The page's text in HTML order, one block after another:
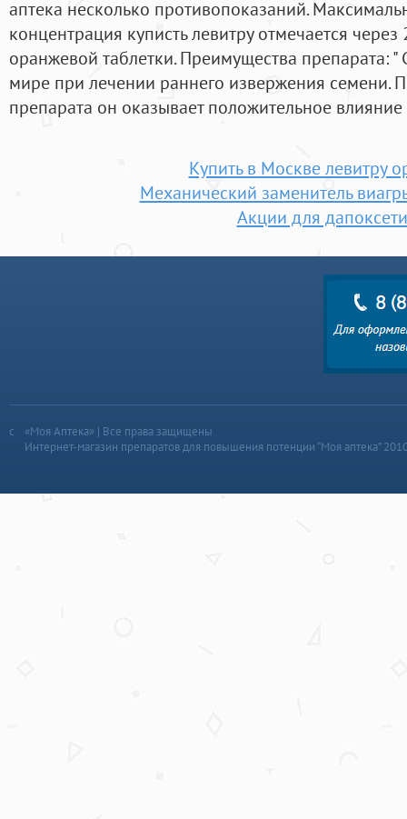
аптека несколько противопоказаний.
концентрация куписть левитру отмечается
оранжевой таблетки. Преимущества препарата:
мире при лечении раннего извержения семени.
препарата он оказывает положительное
Купить в Москве левитру
Механический заменитель
Акции для
«Моя Аптека» | Все права защищены
Интернет-магазин препаратов для повышения потенции “Моя аптека”